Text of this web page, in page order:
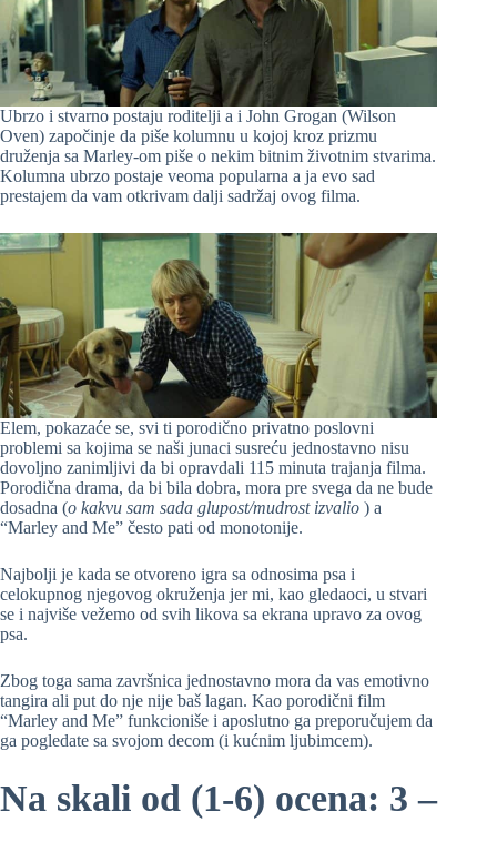
Ubrzo i stvarno postaju roditelji a i John Grogan (Wilson
Oven) započinje da piše kolumnu u kojoj kroz prizmu
druženja sa Marley-om piše o nekim bitnim životnim stvarima.
Kolumna ubrzo postaje veoma popularna a ja evo sad
prestajem da vam otkrivam dalji sadržaj ovog filma.
Elem, pokazaće se, svi ti porodično privatno poslovni
problemi sa kojima se naši junaci susreću jednostavno nisu
dovoljno zanimljivi da bi opravdali 115 minuta trajanja filma.
Porodična drama, da bi bila dobra, mora pre svega da ne bude
dosadna (o kakvu sam sada glupost/mudrost izvalio ) a
“Marley and Me” često pati od monotonije.
Najbolji je kada se otvoreno igra sa odnosima psa i
celokupnog njegovog okruženja jer mi, kao gledaoci, u stvari
se i najviše vežemo od svih likova sa ekrana upravo za ovog
psa.
Zbog toga sama završnica jednostavno mora da vas emotivno
tangira ali put do nje nije baš lagan. Kao porodični film
“Marley and Me” funkcioniše i aposlutno ga preporučujem da
ga pogledate sa svojom decom (i kućnim ljubimcem).
Na skali od (1-6) ocena: 3 –